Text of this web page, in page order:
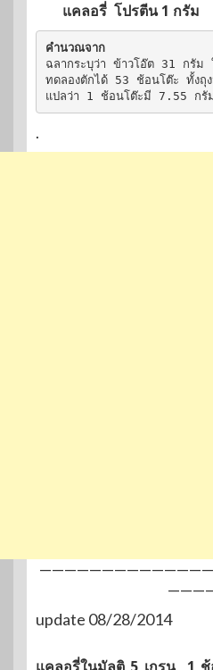
แคลอรี่ โปรตีน 1 กรัม
คำนวณจาก
ฉลากระบุว่า ข้าวโอ๊ต 31 กรัม
ทดลองตักได้ 53 ช้อนโต๊ะ ทั้งถุ
แปลว่า 1 ช้อนโต๊ะมี 7.55 กรั
.
update 08/28/2014